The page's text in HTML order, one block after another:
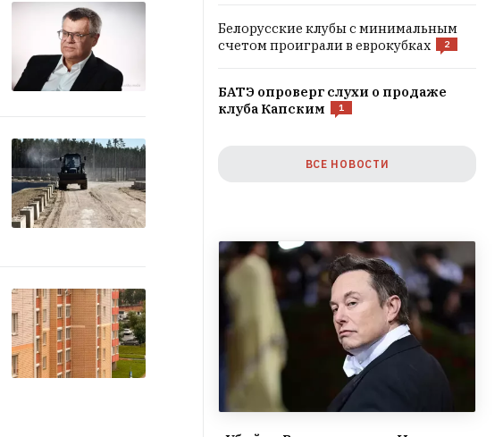
Белорусские клубы с минимальным
счетом проиграли в еврокубках
2
БАТЭ опроверг слухи о продаже
клуба Капским
1
ВСЕ НОВОСТИ